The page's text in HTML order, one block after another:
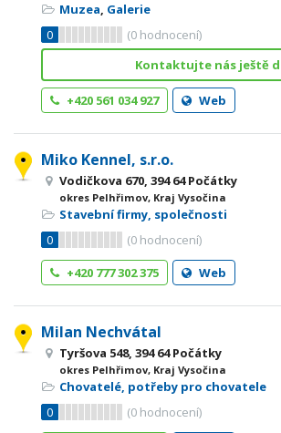
Muzea, Galerie
0
(0 hodnocení)
Kontaktujte nás ještě
+420 561 034 927 Web
Miko Kennel, s.r.o.
Vodičkova 670, 394 64 Počátky
okres Pelhřimov, Kraj Vysočina
Stavební firmy, společnosti
0
(0 hodnocení)
+420 777 302 375
Web
Milan Nechvátal
Tyršova 548, 394 64 Počátky
okres Pelhřimov, Kraj Vysočina
Chovatelé, potřeby pro chovatele
0
(0 hodnocení)